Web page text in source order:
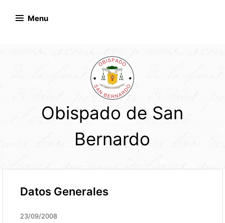
Menu
Obispado de San
Bernardo
Datos Generales
23/09/2008